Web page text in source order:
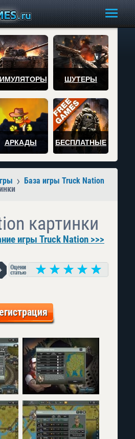
ШУТЕРЫ
АРКАДЫ БЕСПЛАТНЫЕ
База игры Truck Nation
картинки
игры Truck Nation >>>